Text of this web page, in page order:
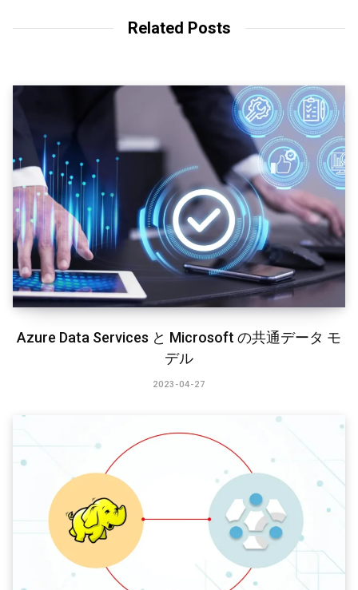
Related Posts
Azure Data Services と Microsoft の共通データ モ
デル
2023-04-27